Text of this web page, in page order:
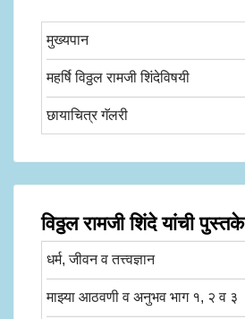
मुख्यपान
महर्षि विठ्ठल रामजी शिंदेविषयी
छायाचित्र गॅलरी
विठ्ठल रामजी शिंदे यांची पुस्तके
धर्म, जीवन व तत्त्वज्ञान
माझ्या आठवणी व अनुभव भाग १, २ व ३